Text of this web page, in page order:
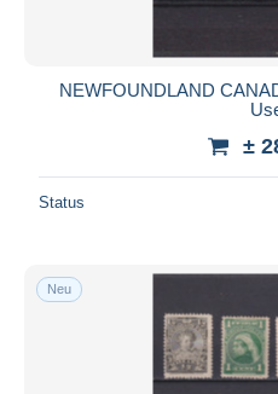
NEWFOUNDLAND
±
Status
Neu